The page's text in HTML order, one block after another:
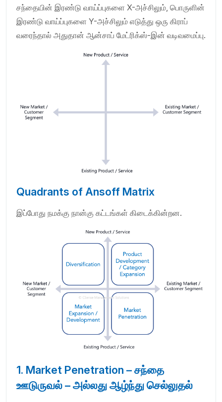
சந்தையின் இரண்டு வாய்ப்புகளை X-அச்சிலும், பொருளின்
இரண்டு வாய்ப்புகளை Y-அச்சிலும் எடுத்து ஒரு கிராப்
வரைந்தால் அதுதான் ஆன்சாப் மேட்ரிக்ஸ்-இன் வடிவமைப்பு.
Quadrants of Ansoff Matrix
இப்போது நமக்கு நான்கு கட்டங்கள் கிடைக்கின்றன.
1. Market Penetration – சந்தை
ஊடுருவல் – அல்லது ஆழ்ந்து செல்லுதல்